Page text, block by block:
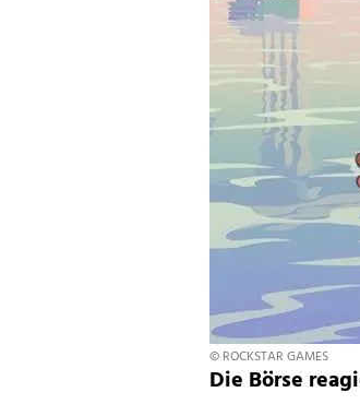
© ROCKSTAR GAMES
Die Börse